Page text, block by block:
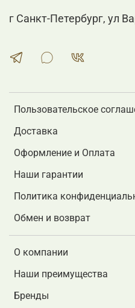
Пользовательское
Доставка
Оформление и Оплата
Наши гарантии
Политика
Обмен и возврат
О компании
Наши преимущества
Бренды
г Санкт-Петербург, ул